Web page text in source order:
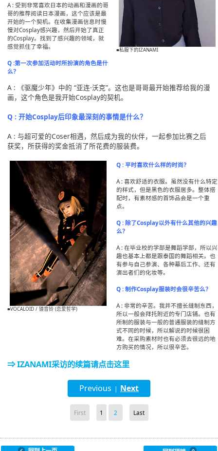
A : 受到非常喜欢日本的动画和漫画的哥
哥的推荐阅读日本漫画，这个应该是最
开始的一个契机。在收集漫画信息时慢
慢对Cosplay感兴趣，然后开始了真正
的Cosplay。找到了感兴趣的领域，就
感觉抓住了幸福。
Q :第一次参加活动时所扮演的角色是什
么？
■私服下的IZANAMI
A : 《驱魔少年》中的 “亚连·沃克”。这也是哥哥最开始推荐给我的漫
画，这个角色是我开始Cosplay的契机。
Q : 开始Cosplay后印象最深刻的事情是什么？
A : 与超可爱的Coser相遇，然后成为我的伙伴，一起参加比赛之后
获奖，所获得的奖金抵消了所花费的服装费。
■VOCALOID / 镜音铃 (恋爱哲学)
Q : 平时喜欢什么样的时尚？
A : 喜欢舒适的衣服。虽然没有什么特定
的样式，但是黑色的衣服居多。整体搭
配时，有素材感的首饰品会是一个重
点。
Q : 除了Cosplay以外有什么其他的兴趣
么？
A : 在毕业校的学部是舞蹈学部，所以兴
趣也基本上都是跟泰国的舞蹈相关。也
有参与自己参演、各种幕后工作、还有
演出者们的化妆等。
Q : 制作Cosplay服装时会很辛苦么？
A : 非常的辛苦。我并不擅长缝制东西，
所以一般会拜托附近的专门店铺。也有
所制的服装与一般的普通服装的缝制方
式不同的时候，所以解说的时候很困
难。在采购素材时也有必须去很远的地
方购买的情况，所以很辛苦。
⇒ IZANAMI采访的续篇请点击这里
Previous | Next
First 1 2 Last